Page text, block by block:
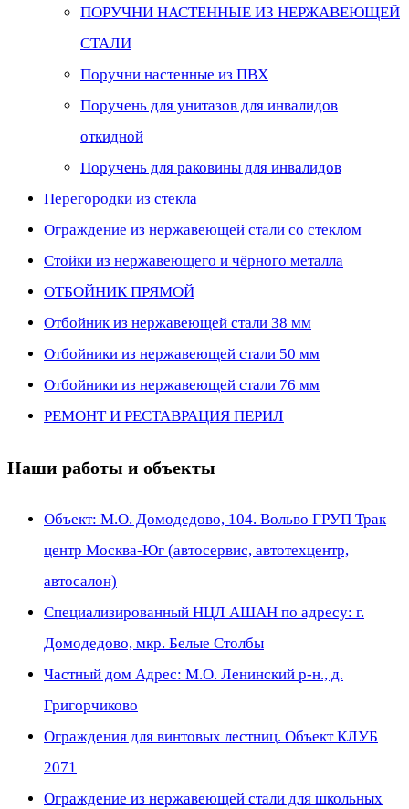
ПОРУЧНИ НАСТЕННЫЕ ИЗ НЕРЖАВЕЮЩЕЙ
СТАЛИ
Поручни настенные из ПВХ
Поручень для унитазов для инвалидов
откидной
Поручень для раковины для инвалидов
Перегородки из стекла
Ограждение из нержавеющей стали со стеклом
Стойки из нержавеющего и чёрного металла
ОТБОЙНИК ПРЯМОЙ
Отбойник из нержавеющей стали 38 мм
Отбойники из нержавеющей стали 50 мм
Отбойники из нержавеющей стали 76 мм
РЕМОНТ И РЕСТАВРАЦИЯ ПЕРИЛ
Наши работы и объекты
Объект: М.О. Домодедово, 104. Вольво ГРУП Трак
центр Москва-Юг (автосервис, автотехцентр,
автосалон)
Специализированный НЦЛ АШАН по адресу: г.
Домодедово, мкр. Белые Столбы
Частный дом Адрес: М.О. Ленинский р-н., д.
Григорчиково
Ограждения для винтовых лестниц. Объект КЛУБ
2071
Ограждение из нержавеющей стали для школьных